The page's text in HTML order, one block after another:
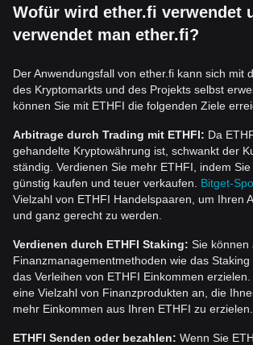
Wofür wird ether.fi verwendet
verwendet man ether.fi?
Der Anwendungsfall von ether.fi kann sich mit
des Kryptomarkts und des Projekts selbst
können Sie mit ETHFI die folgenden Ziele
Arbitrage durch Trading mit ETHFI: Da
gehandelte Kryptowährung ist, schwankt der
ständig. Verdienen Sie mehr ETHFI, indem
günstig kaufen und teuer verkaufen. Bitget-
Vielzahl von ETHFI Handelspaaren, um Ihren
und ganz gerecht zu werden.
Verdienen durch ETHFI Staking: Sie können
Finanzmanagementmethoden wie das
das Verleihen von ETHFI Einkommen erzielen.
eine Vielzahl von Finanzprodukten an, die
mehr Einkommen aus Ihren ETHFI zu erzielen.
ETHFI Senden oder bezahlen: Wenn Sie